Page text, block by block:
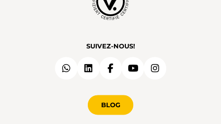
SUIVEZ-NOUS!
BLOG